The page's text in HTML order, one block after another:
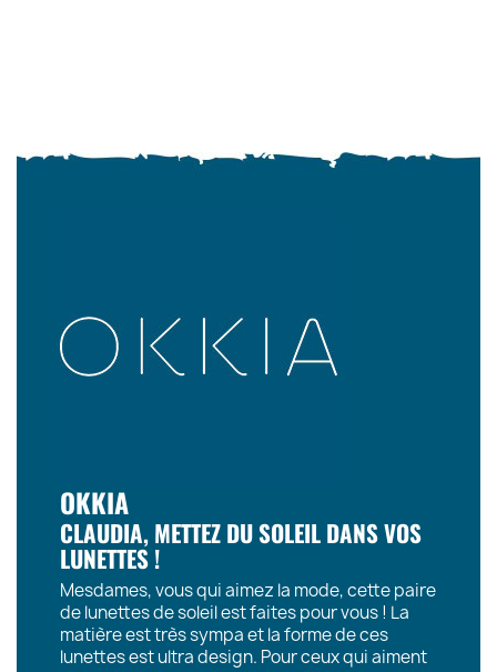
OKKIA
CLAUDIA, METTEZ DU SOLEIL DANS VOS
LUNETTES !
Mesdames, vous qui aimez la mode, cette paire
de lunettes de soleil est faites pour vous ! La
matière est très sympa et la forme de ces
lunettes est ultra design. Pour ceux qui aiment